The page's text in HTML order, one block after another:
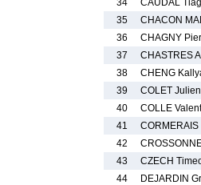
34
CAUDAL
35
CHACON
36
CHAGNY
37
CHASTRES
38
CHENG
39
COLET Julien
40
COLLE
41
CORMERAIS
42
43
CZECH
44
DEJARDIN